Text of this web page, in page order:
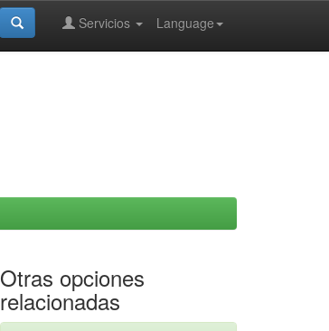
Language
Servicios
Otras opciones
relacionadas